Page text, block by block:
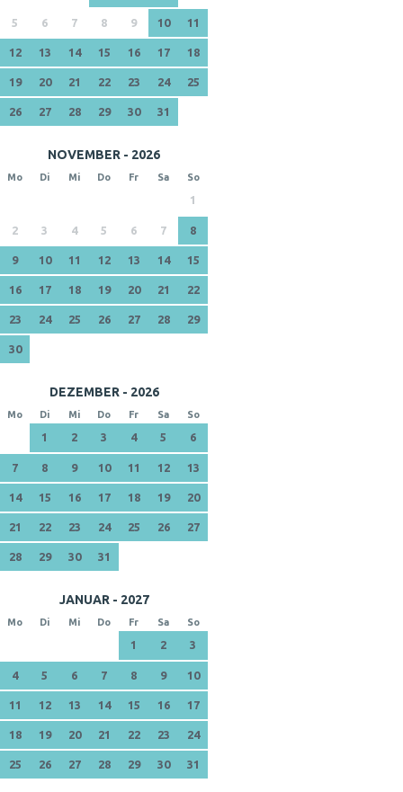
5 6 7 8 9 10 11
12 13 14 15 16 17 18
19 20 21 22 23 24 25
26 27 28 29 30 31
NOVEMBER - 2026
Mo Di Mi Do Fr Sa So
1
2 3 4 5 6 7 8
9 10 11 12 13 14 15
16 17 18 19 20 21 22
23 24 25 26 27 28 29
30
DEZEMBER - 2026
Mo Di Mi Do Fr Sa So
1 2 3 4 5 6
7 8 9 10 11 12 13
14 15 16 17 18 19 20
21 22 23 24 25 26 27
28 29 30 31
JANUAR - 2027
Mo Di Mi Do Fr Sa So
1 2 3
4 5 6 7 8 9 10
11 12 13 14 15 16 17
18 19 20 21 22 23 24
25 26 27 28 29 30 31